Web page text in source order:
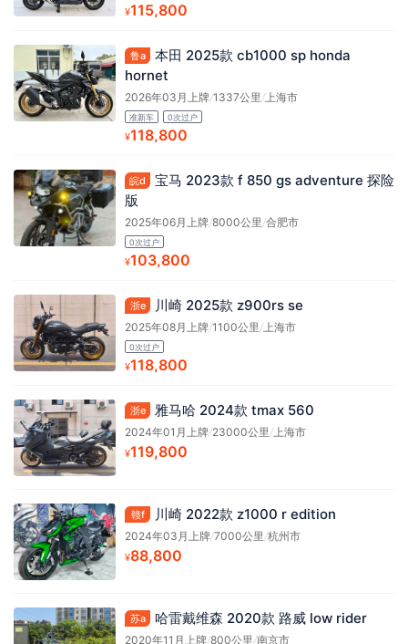
¥115,800
鲁a
本田 2025款 cb1000 sp honda
hornet
2026年03月上牌/1337公里/上海市
准新车 0次过户
¥118,800
皖d
宝马 2023款 f 850 gs adventure 探险
版
2025年06月上牌/8000公里/合肥市
0次过户
¥103,800
浙e 川崎 2025款 z900rs se
2025年08月上牌/1100公里/上海市
0次过户
¥118,800
浙e 雅马哈 2024款 tmax 560
2024年01月上牌/23000公里/上海市
¥119,800
赣f 川崎 2022款 z1000 r edition
2024年03月上牌/7000公里/杭州市
¥88,800
苏a 哈雷戴维森 2020款 路威 low rider
2020年11月上牌/800公里/南京市